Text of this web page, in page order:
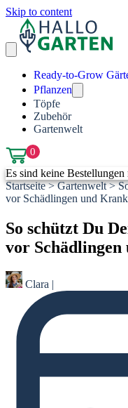
Skip to content
Ready-to-Grow
Pflanzen
Töpfe
Zubehör
Gartenwelt
0
Es sind keine
Startseite > Gartenwelt >
vor Schädlingen und
So schützt Du
vor
Clara |